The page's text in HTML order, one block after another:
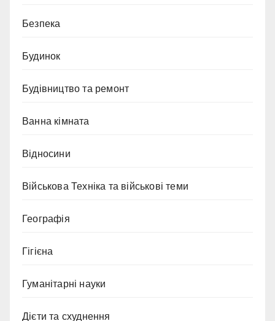
Безпека
Будинок
Будівництво та ремонт
Ванна кімната
Відносини
Військова Техніка та військові теми
Географія
Гігієна
Гуманітарні науки
Дієти та схуднення